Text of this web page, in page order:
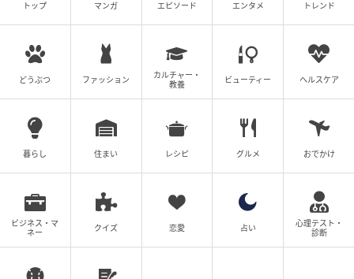
出典:beautyまとめ
トップ マンガ エピソード エンタメ トレンド
どうぶつ ファッション
カルチャー・
教養
ビューティー ヘルスケア
暮らし 住まい レシピ グルメ おでかけ
ビジネス・マ
ネー
クイズ 恋愛 占い
心理テスト・
診断